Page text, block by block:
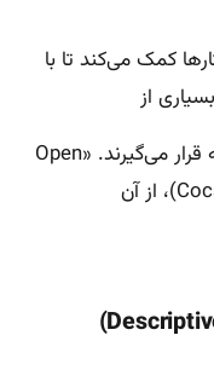
کمک می‌کند تا با
از
شعارهای تبلیغاتی معروف در این دسته قرار می‌گیرند. «Open